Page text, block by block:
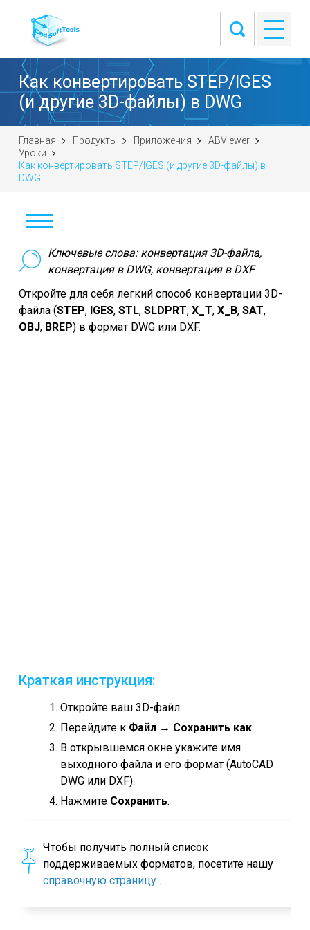
Как конвертировать STEP/IGES
(и другие 3D-файлы) в DWG
Главная Продукты Приложения
ABViewer
Уроки
Как конвертировать STEP/IGES (и другие 3D-файлы) в
DWG
Скачать
Задать вопрос
Ключевые слова: конвертация 3D-файла,
конвертация в DWG, конвертация в DXF
Откройте для себя легкий способ конвертации 3D-
файла (STEP, IGES,STL,SLDPRT,X_T,X_B,SAT,
OBJ, BREP) в формат DWG или DXF.
Краткая инструкция:
Откройте ваш 3D-файл.
Перейдите к Файл → Сохранить как.
В открывшемся окне укажите имя
выходного файла и его формат (AutoCAD
DWG или DXF).
Нажмите Сохранить.
Чтобы получить полный список
поддерживаемых форматов, посетите нашу
справочную страницу.